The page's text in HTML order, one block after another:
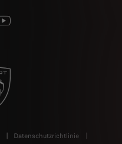
Datenschutzrichtlinie